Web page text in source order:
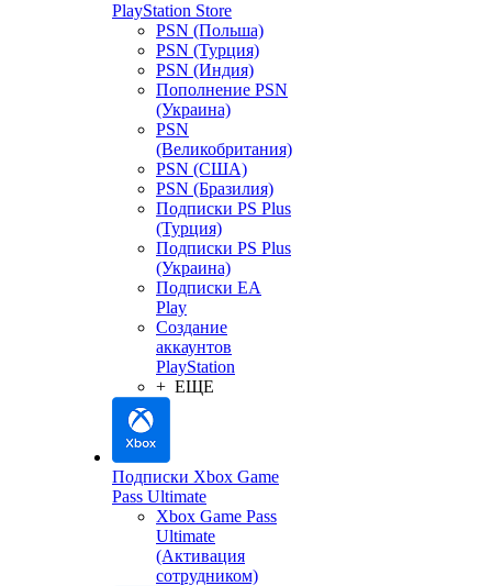
PlayStation Store
PSN (Польша)
PSN (Турция)
PSN (Индия)
Пополнение PSN
(Украина)
PSN
(Великобритания)
PSN (США)
PSN (Бразилия)
Подписки PS Plus
(Турция)
Подписки PS Plus
(Украина)
Подписки EA
Play
Создание
аккаунтов
PlayStation
+ ЕЩЕ
Подписки Xbox Game
Pass Ultimate
Xbox Game Pass
Ultimate
(Активация
сотрудником)